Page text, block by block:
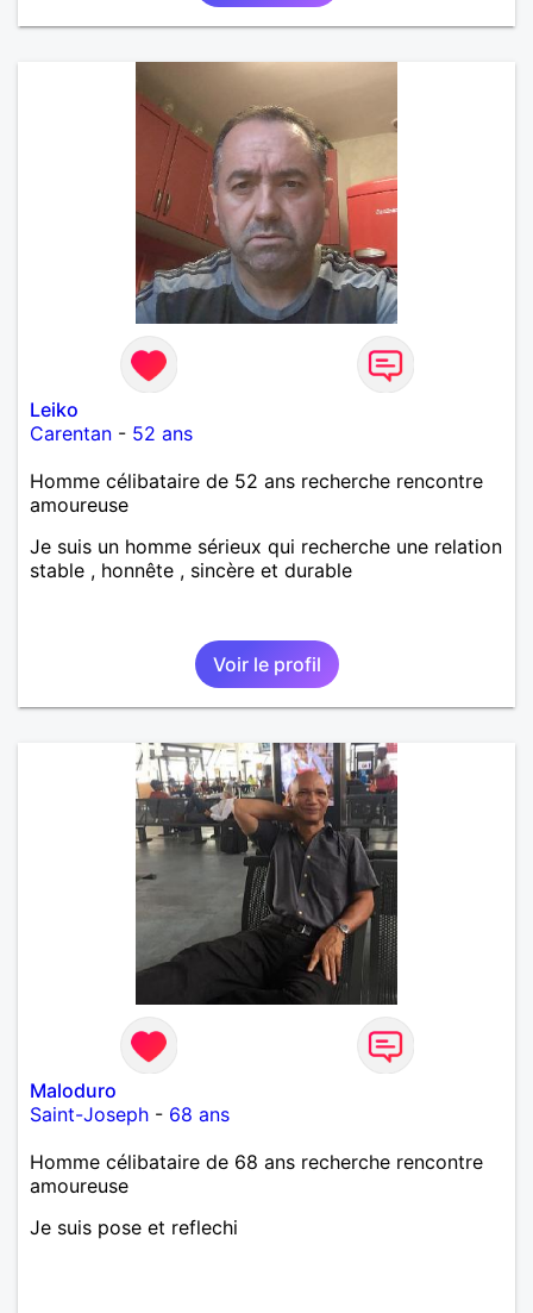
Leiko
Carentan - 52 ans
Homme célibataire de 52 ans recherche rencontre
amoureuse
Je suis un homme sérieux qui recherche une relation
stable , honnête , sincère et durable
Voir le profil
Maloduro
Saint-Joseph - 68 ans
Homme célibataire de 68 ans recherche rencontre
amoureuse
Je suis pose et reflechi